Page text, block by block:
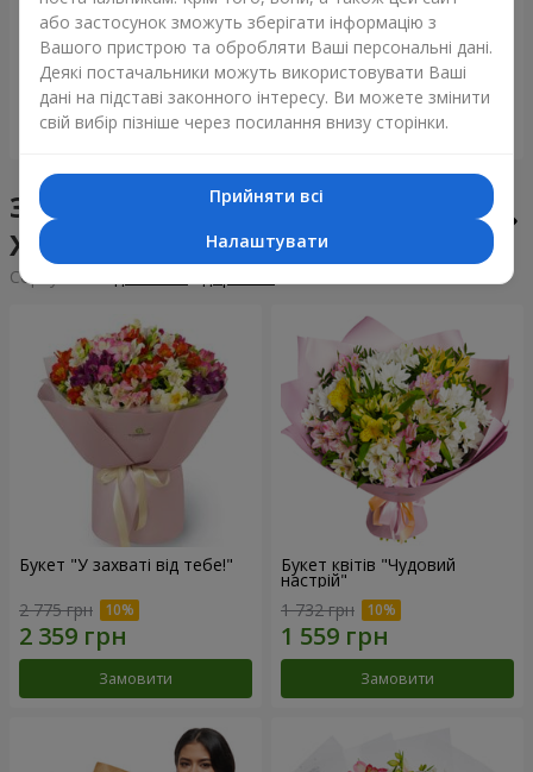
Букет "Tarnis"
5 937 грн
Замовити
Монобукет з 9 білих троянд
1 443 грн
Замовити
Збірні букети у місті
Хоростків
Сортування:
Букет "У захваті від тебе!"
2 775 грн
Замовити
Букет квітів "Чудовий
настрій"
1 732 грн
Замовити
або застосунок зможуть зберігати інформацію з
Вашого пристрою та обробляти Ваші персональні дані.
Деякі постачальники можуть використовувати Ваші
дані на підставі законного інтересу. Ви можете змінити
свій вибір пізніше через посилання внизу сторінки.
Прийняти всі
Налаштувати